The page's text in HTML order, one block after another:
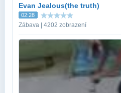
Evan Jealous(the truth)
02:28
Zábava | 4202 zobrazení